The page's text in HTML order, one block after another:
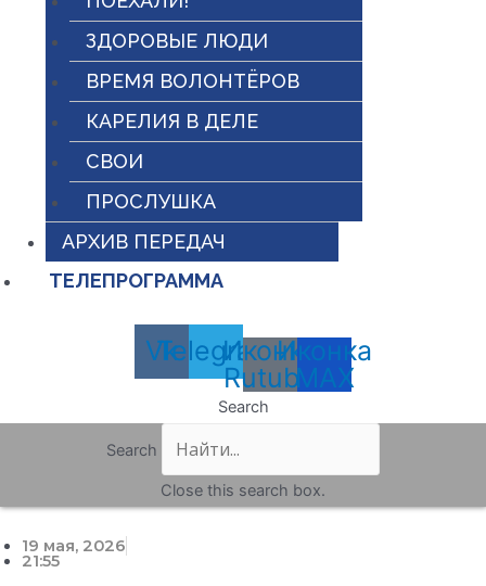
ЗДОРОВЫЕ ЛЮДИ
ВРЕМЯ ВОЛОНТЁРОВ
КАРЕЛИЯ В ДЕЛЕ
СВОИ
ПРОСЛУШКА
АРХИВ ПЕРЕДАЧ
ТЕЛЕПРОГРАММА
Vk
Telegram
Иконка
Rutube
Иконка
MAX
Search
Search
Close this search box.
19 мая, 2026
21:55